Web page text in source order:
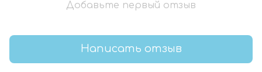
Добавьте первый отзыв
Написать отзыв